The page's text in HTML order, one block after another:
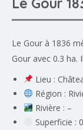
Le Gour à 1836
Gour avec 0.3 ha.
Lieu :
Région :
Rivière : –
Superficie :